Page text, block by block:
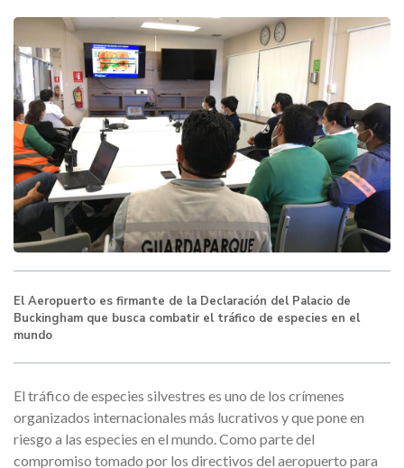
El Aeropuerto es firmante de la Declaración del Palacio de
Buckingham que busca combatir el tráfico de especies en el
mundo
El tráfico de especies silvestres es uno de los crímenes
organizados internacionales más lucrativos y que pone en
riesgo a las especies en el mundo. Como parte del
compromiso tomado por los directivos del aeropuerto para